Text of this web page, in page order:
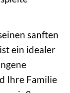
sanften
ein idealer
Ihre Familie